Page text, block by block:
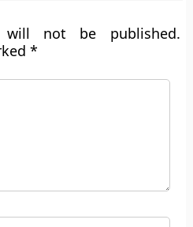
will not be published.
*